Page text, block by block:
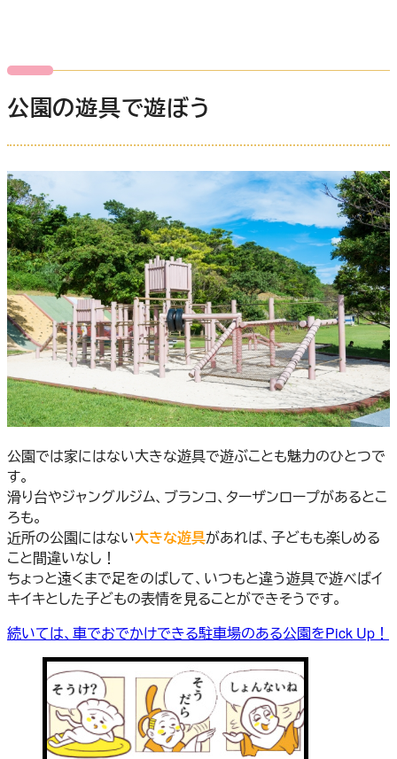
公園の遊具で遊ぼう
公園では家にはない大きな遊具で遊ぶことも魅力のひとつで
す。
滑り台やジャングルジム、ブランコ、ターザンロープがあるとこ
ろも。
近所の公園にはない大きな遊具があれば、子どもも楽しめる
こと間違いなし！
ちょっと遠くまで足をのばして、いつもと違う遊具で遊べばイ
キイキとした子どもの表情を見ることができそうです。
続いては、車でおでかけできる駐車場のある公園をPick Up！